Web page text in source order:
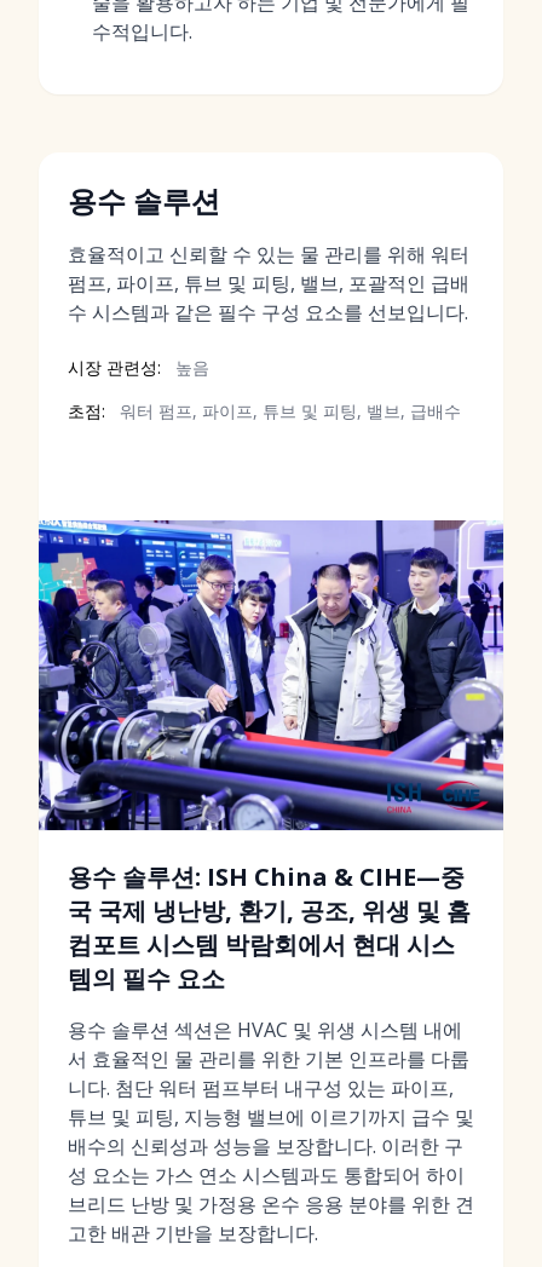
수적입니다.
용수 솔루션
효율적이고 신뢰할 수 있는 물 관리를 위해 워터
펌프, 파이프, 튜브 및 피팅, 밸브, 포괄적인 급배
수 시스템과 같은 필수 구성 요소를 선보입니다.
시장 관련성:
높음
초점:
워터 펌프, 파이프, 튜브 및 피팅, 밸브, 급배수
용수 솔루션: ISH China & CIHE—중
국 국제 냉난방, 환기, 공조, 위생 및 홈
컴포트 시스템 박람회에서 현대 시스
템의 필수 요소
용수 솔루션 섹션은 HVAC 및 위생 시스템 내에
서 효율적인 물 관리를 위한 기본 인프라를 다룹
니다. 첨단 워터 펌프부터 내구성 있는 파이프,
튜브 및 피팅, 지능형 밸브에 이르기까지 급수 및
배수의 신뢰성과 성능을 보장합니다. 이러한 구
성 요소는 가스 연소 시스템과도 통합되어 하이
브리드 난방 및 가정용 온수 응용 분야를 위한 견
고한 배관 기반을 보장합니다.